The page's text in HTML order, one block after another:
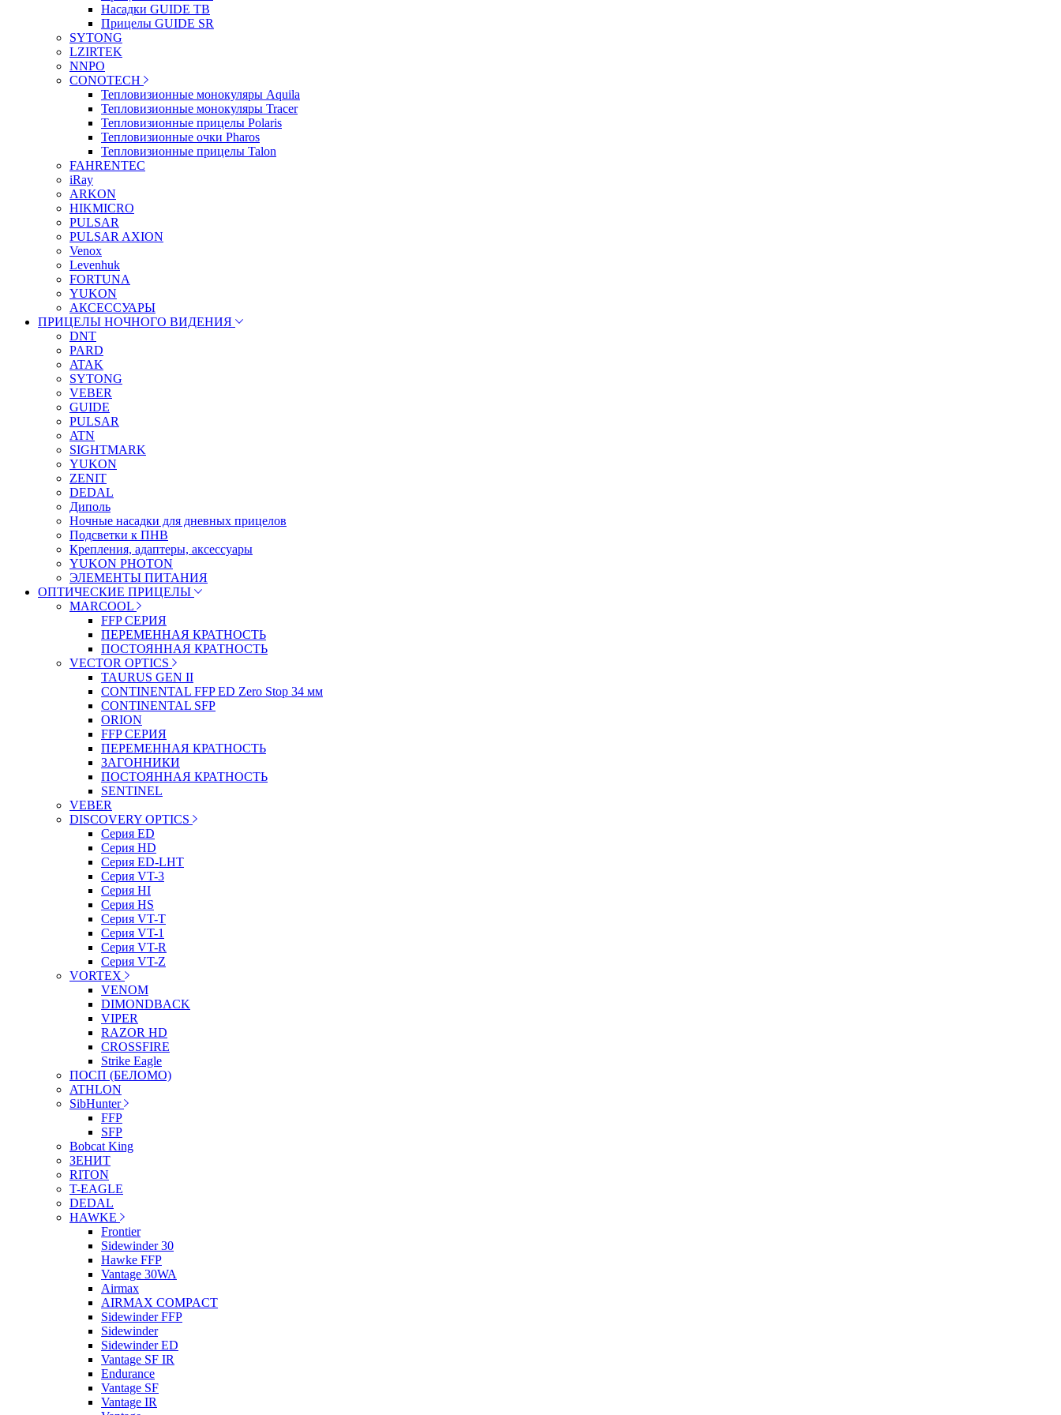
Насадки GUIDE TB
Прицелы GUIDE SR
SYTONG
LZIRTEK
NNPO
CONOTECH
Тепловизионные монокуляры Aquila
Тепловизионные монокуляры Tracer
Тепловизионные прицелы Polaris
Тепловизионные очки Pharos
Тепловизионные прицелы Talon
FAHRENTEC
iRay
ARKON
HIKMICRO
PULSAR
PULSAR AXION
Venox
Levenhuk
FORTUNA
YUKON
АКСЕССУАРЫ
ПРИЦЕЛЫ НОЧНОГО ВИДЕНИЯ
DNT
PARD
ATAK
SYTONG
VEBER
GUIDE
PULSAR
ATN
SIGHTMARK
YUKON
ZENIT
DEDAL
Диполь
Ночные насадки для дневных прицелов
Подсветки к ПНВ
Крепления, адаптеры, аксессуары
YUKON PHOTON
ЭЛЕМЕНТЫ ПИТАНИЯ
ОПТИЧЕСКИЕ ПРИЦЕЛЫ
MARCOOL
FFP СЕРИЯ
ПЕРЕМЕННАЯ КРАТНОСТЬ
ПОСТОЯННАЯ КРАТНОСТЬ
VECTOR OPTICS
TAURUS GEN II
CONTINENTAL FFP ED Zero Stop 34 мм
CONTINENTAL SFP
ORION
FFP СЕРИЯ
ПЕРЕМЕННАЯ КРАТНОСТЬ
ЗАГОННИКИ
ПОСТОЯННАЯ КРАТНОСТЬ
SENTINEL
VEBER
DISCOVERY OPTICS
Серия ED
Серия HD
Серия ED-LHT
Серия VT-3
Серия HI
Серия HS
Серия VT-T
Серия VT-1
Серия VT-R
Серия VT-Z
VORTEX
VENOM
DIMONDBACK
VIPER
RAZOR HD
CROSSFIRE
Strike Eagle
ПОСП (БЕЛОМО)
ATHLON
SibHunter
FFP
SFP
Bobcat King
ЗЕНИТ
RITON
T-EAGLE
DEDAL
HAWKE
Frontier
Sidewinder 30
Hawke FFP
Vantage 30WA
Airmax
AIRMAX COMPACT
Sidewinder FFP
Sidewinder
Sidewinder ED
Vantage SF IR
Endurance
Vantage SF
Vantage IR